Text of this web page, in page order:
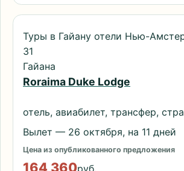
Туры в Гайану отели Нью-
31
Гайана
Roraima Duke Lodge
отель, авиабилет, трансфер,
Вылет — 26 октября, на 11 дней
Цена из опубликованного предложения
164 360руб.